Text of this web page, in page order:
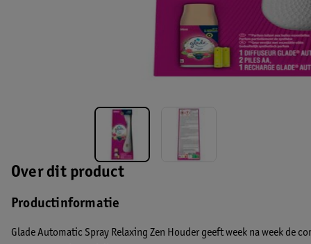
Over dit product
Productinformatie
Glade Automatic Spray Relaxing Zen Houder geeft week na week de